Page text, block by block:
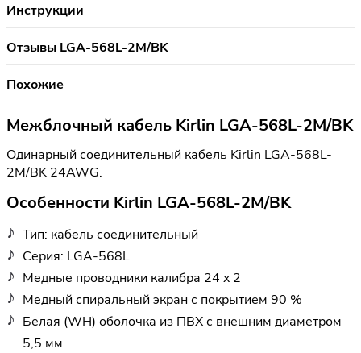
Инструкции
Отзывы LGA-568L-2M/BK
Похожие
Межблочный кабель Kirlin LGA-568L-2M/BK
Одинарный соединительный кабель Kirlin LGA-568L-
2M/BK 24AWG.
Особенности Kirlin LGA-568L-2M/BK
Тип: кабель соединительный
Серия: LGA-568L
Медные проводники калибра 24 x 2
Медный спиральный экран с покрытием 90 %
Белая (WH) оболочка из ПВХ с внешним диаметром
5,5 мм